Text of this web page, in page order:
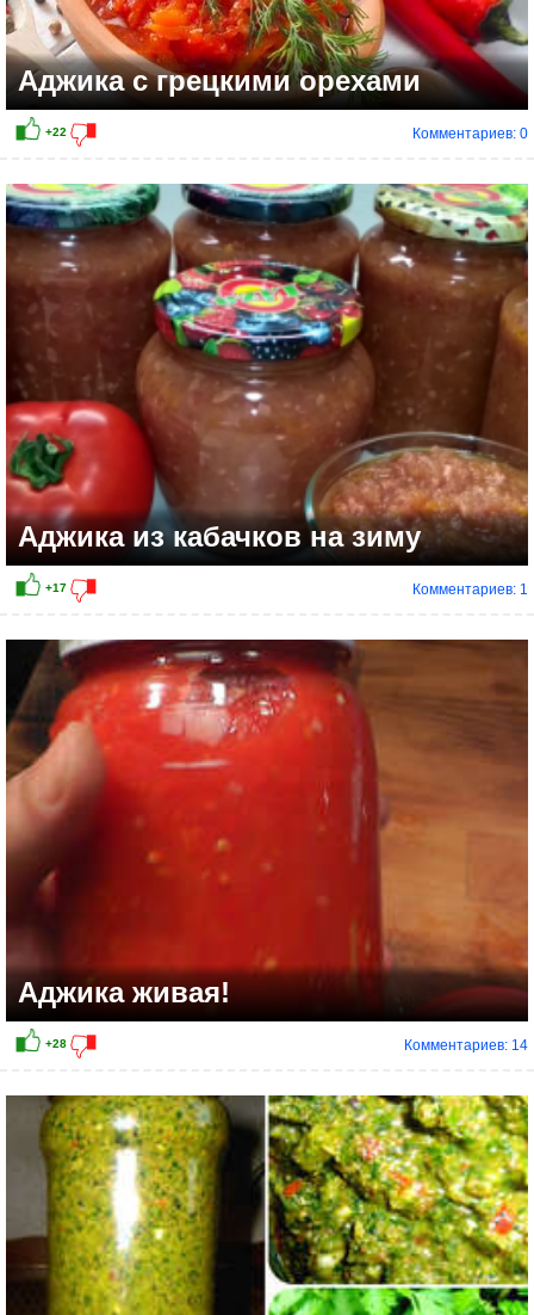
+6
+10
Аджика с грецкими орехами
Комментариев: 0
Аджика из кабачков на зиму
Комментариев: 1
Аджика живая!
Комментариев: 14